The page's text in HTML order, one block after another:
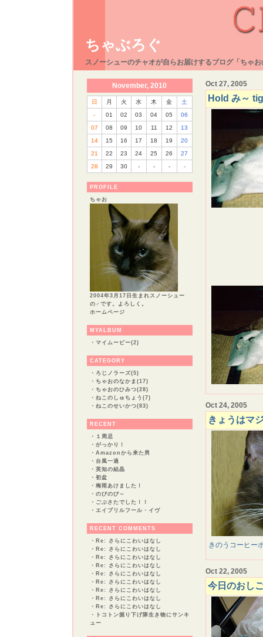
ちゃぶろぐ
スノーシューのチャオが自らお届けするブログ「ちゃ
November, 2010
日 月 火 水 木 金
土
-
01 02 03 04 05
06
07
08 09 10 11 12
13
14
15 16 17 18 19
20
21
22 23 24 25 26
27
28
29 30 - - - -
PROFILE
ちゃお
2004年3月17日生まれスノーシュー
の♂です。よろしく。
ホームページ
MYALBUM
・ マイムービー(2)
CATEGORY
・ ろじノラーズ(5)
・ ちゃおのなかま(17)
・ ちゃおのひみつ(28)
・ ねこのしゅちょう(7)
・ ねこのせいかつ(83)
RECENT
・ １周忌
・ がっかり！
・ Amazonから来た男
・ 台風一過
・ 英知の結晶
・ 初盆
・ 梅雨あけました！
・ のびのび～
・ ごぶさたでした！！
・ エイプリルフール・イヴ
RECENT COMMENTS
・ Re: さらにこわいはなし
・ Re: さらにこわいはなし
・ Re: さらにこわいはなし
・ Re: さらにこわいはなし
・ Re: さらにこわいはなし
・ Re: さらにこわいはなし
・ Re: さらにこわいはなし
・ Re: さらにこわいはなし
・ Re: さらにこわいはなし
・
トコトン掘り下げ隊生き物にサンキ
ュー
Oct 27, 2005
Hold み～
Oct 24, 2005
きょうはマ
きのうコーヒー
Oct 22, 2005
今日のおし